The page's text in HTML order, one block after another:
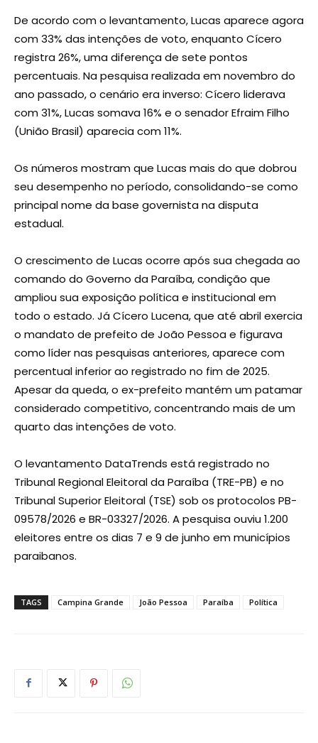
De acordo com o levantamento, Lucas aparece agora
com 33% das intenções de voto, enquanto Cícero
registra 26%, uma diferença de sete pontos
percentuais. Na pesquisa realizada em novembro do
ano passado, o cenário era inverso: Cícero liderava
com 31%, Lucas somava 16% e o senador Efraim Filho
(União Brasil) aparecia com 11%.
Os números mostram que Lucas mais do que dobrou
seu desempenho no período, consolidando-se como
principal nome da base governista na disputa
estadual.
O crescimento de Lucas ocorre após sua chegada ao
comando do Governo da Paraíba, condição que
ampliou sua exposição política e institucional em
todo o estado. Já Cícero Lucena, que até abril exercia
o mandato de prefeito de João Pessoa e figurava
como líder nas pesquisas anteriores, aparece com
percentual inferior ao registrado no fim de 2025.
Apesar da queda, o ex-prefeito mantém um patamar
considerado competitivo, concentrando mais de um
quarto das intenções de voto.
O levantamento DataTrends está registrado no
Tribunal Regional Eleitoral da Paraíba (TRE-PB) e no
Tribunal Superior Eleitoral (TSE) sob os protocolos PB-
09578/2026 e BR-03327/2026. A pesquisa ouviu 1.200
eleitores entre os dias 7 e 9 de junho em municípios
paraibanos.
TAGS Campina Grande João Pessoa Paraíba Política